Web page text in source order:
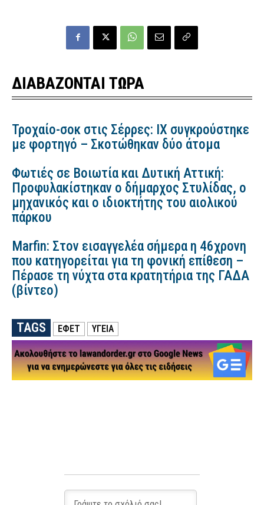
ΔΙΑΒΑΖΟΝΤΑΙ ΤΩΡΑ
Τροχαίο-σοκ στις Σέρρες: ΙΧ συγκρούστηκε
με φορτηγό – Σκοτώθηκαν δύο άτομα
Φωτιές σε Βοιωτία και Δυτική Αττική:
Προφυλακίστηκαν ο δήμαρχος Στυλίδας, ο
μηχανικός και ο ιδιοκτήτης του αιολικού
πάρκου
Marfin: Στον εισαγγελέα σήμερα η 46χρονη
που κατηγορείται για τη φονική επίθεση –
Πέρασε τη νύχτα στα κρατητήρια της ΓΑΔΑ
(βίντεο)
TAGS ΕΦΕΤ ΥΓΕΙΑ